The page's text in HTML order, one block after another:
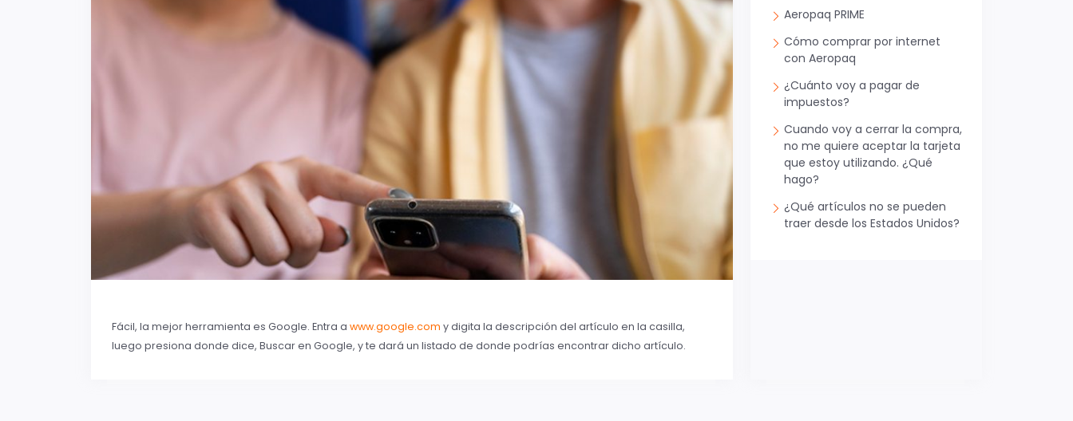
Fácil, la mejor herramienta es Google. Entra a www.google.com y digita la descripción del artículo en la casilla,
luego presiona donde dice, Buscar en Google, y te dará un listado de donde podrías encontrar dicho artículo.
Aeropaq PRIME
Cómo comprar por internet
con Aeropaq
¿Cuánto voy a pagar de
impuestos?
Cuando voy a cerrar la compra,
no me quiere aceptar la tarjeta
que estoy utilizando. ¿Qué
hago?
¿Qué artículos no se pueden
traer desde los Estados Unidos?